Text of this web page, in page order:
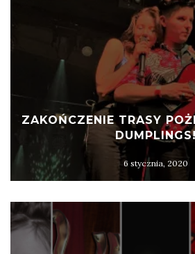
ZAKOŃCZENIE TRASY
6 stycznia, 2020